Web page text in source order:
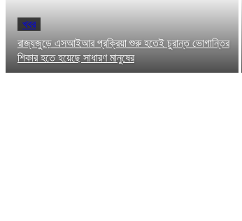
খবর
রাজ্যজুড়ে এসআইআর প্রক্রিয়া শুরু হতেই চুরান্ত ভোগান্তির
শিকার হতে হয়েছে সাধারণ মানুষের